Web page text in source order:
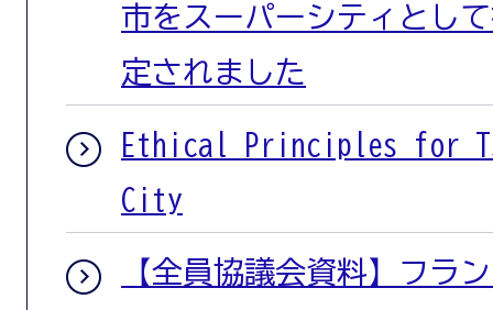
市をスーパーシティとし
定されました
Ethical Principles for
City
【全員協議会資料】フラ